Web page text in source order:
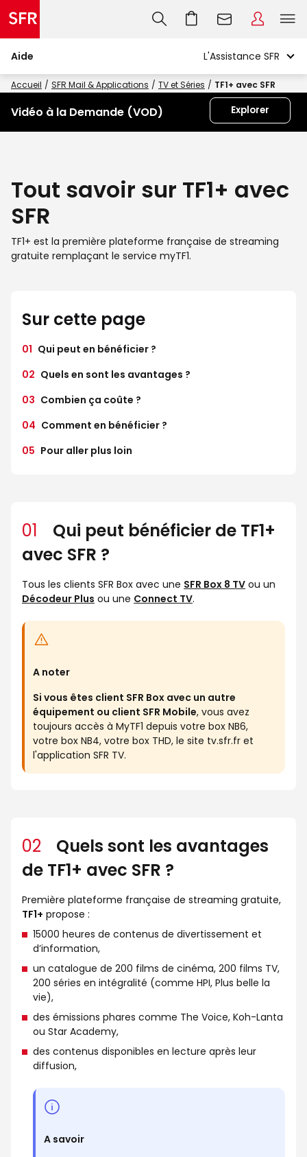
Aide
Accueil SFR Mail & Applications TV et Séries TF1+ avec SFR
Vidéo à la Demande (VOD) Explorer
Tout savoir sur TF1+ avec
SFR
TF1+ est la première plateforme française de streaming
gratuite remplaçant le service myTF1.
Sur cette page
01 Qui peut en bénéficier ?
02 Quels en sont les avantages ?
03 Combien ça coûte ?
04 Comment en bénéficier ?
05 Pour aller plus loin
01
Qui peut bénéficier de TF1+
avec SFR ?
Tous les clients SFR Box avec une SFR Box 8 TV ou un
Décodeur Plus ou une Connect TV.
A noter
Si vous êtes client SFR Box avec un autre
équipement ou client SFR Mobile, vous avez
toujours accès à MyTF1 depuis votre box NB6,
votre box NB4, votre box THD, le site tv.sfr.fr et
l'application SFR TV.
02
Quels sont les avantages
de TF1+ avec SFR ?
Première plateforme française de streaming gratuite,
TF1+ propose :
15000 heures de contenus de divertissement et
d’information,
un catalogue de 200 films de cinéma, 200 films TV,
200 séries en intégralité (comme HPI, Plus belle la
vie),
des émissions phares comme The Voice, Koh-Lanta
ou Star Academy,
des contenus disponibles en lecture après leur
diffusion,
A savoir